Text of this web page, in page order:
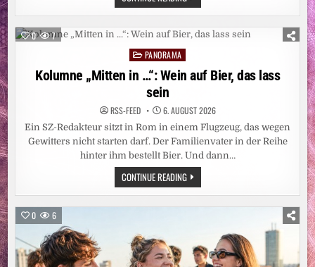
BEI
HITZE
WICHTIG:
TIPPS
FÜR
0 7
Posted
in
PANORAMA
Kolumne „Mitten in …“: Wein auf Bier, das lass
sein
RSS-FEED 6. AUGUST 2026
Ein SZ-Redakteur sitzt in Rom in einem Flugzeug, das wegen
Gewitters nicht starten darf. Der Familienvater in der Reihe
hinter ihm bestellt Bier. Und dann…
CONTINUE READINGKOLUMNE
„MITTEN
IN
…“:
LASS
SEIN
0 6